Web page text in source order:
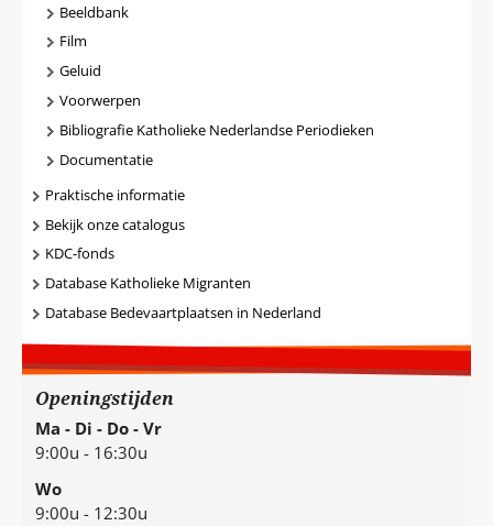
Beeldbank
Film
Geluid
Voorwerpen
Bibliografie Katholieke Nederlandse Periodieken
Documentatie
Praktische informatie
Bekijk onze catalogus
KDC-fonds
Database Katholieke Migranten
Database Bedevaartplaatsen in Nederland
Openingstijden
Ma - Di - Do - Vr
9:00u - 16:30u
Wo
9:00u - 12:30u